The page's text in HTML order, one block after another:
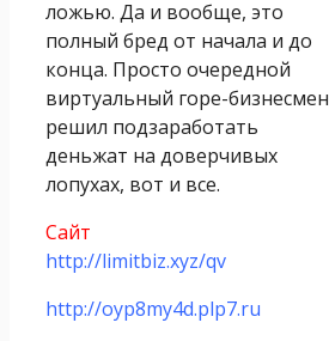
ложью. Да и вообще, это
полный бред от начала и до
конца. Просто очередной
виртуальный горе-бизнесмен
решил подзаработать
деньжат на доверчивых
лопухах, вот и все.
Сайт
http://limitbiz.xyz/qv
http://oyp8my4d.plp7.ru